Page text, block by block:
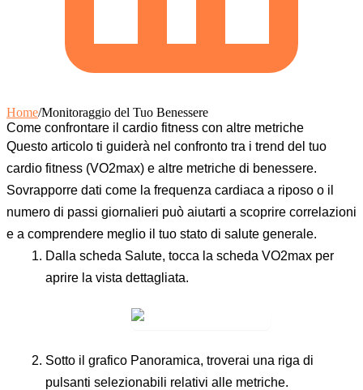
Home/Monitoraggio del Tuo Benessere
Come confrontare il cardio fitness con altre metriche
Questo articolo ti guiderà nel confronto tra i trend del tuo
cardio fitness (VO2max) e altre metriche di benessere.
Sovrapporre dati come la frequenza cardiaca a riposo o il
numero di passi giornalieri può aiutarti a scoprire correlazioni
e a comprendere meglio il tuo stato di salute generale.
Dalla scheda Salute, tocca la scheda VO2max per
aprire la vista dettagliata.
Sotto il grafico Panoramica, troverai una riga di
pulsanti selezionabili relativi alle metriche.